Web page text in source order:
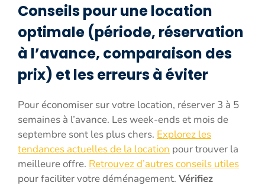
Conseils pour une location
optimale (période, réservation
à l’avance, comparaison des
prix) et les erreurs à éviter
Pour économiser sur votre location, réserver 3 à 5
semaines à l’avance. Les week-ends et mois de
septembre sont les plus chers. Explorez les
tendances actuelles de la location pour trouver la
meilleure offre. Retrouvez d’autres conseils utiles
pour faciliter votre déménagement. Vérifiez